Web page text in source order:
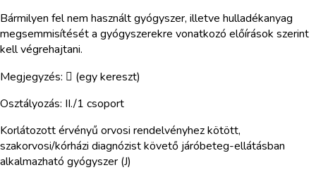
Bármilyen fel nem használt gyógyszer, illetve hulladékanyag
megsemmisítését a gyógyszerekre vonatkozó előírások szerint
kell végrehajtani.
Megjegyzés:  (egy kereszt)
Osztályozás: II./1 csoport
Korlátozott érvényű orvosi rendelvényhez kötött,
szakorvosi/kórházi diagnózist követő járóbeteg-ellátásban
alkalmazható gyógyszer (J)